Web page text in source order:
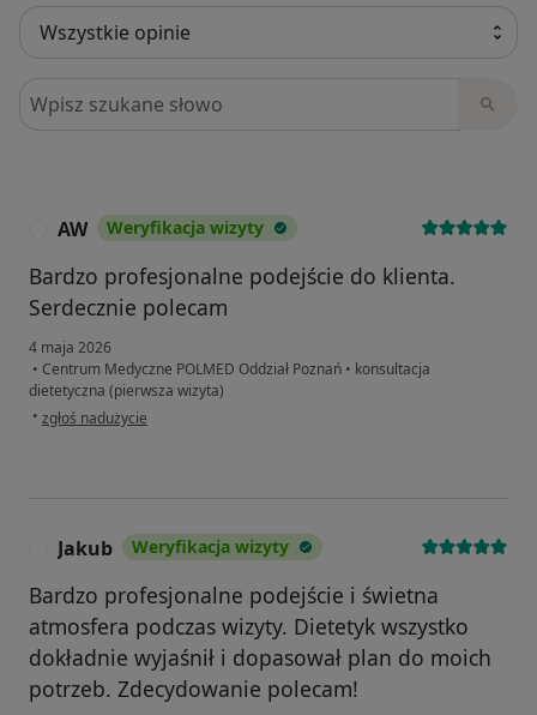
Szukaj w opiniach
AW Weryfikacja wizyty
Bardzo profesjonalne podejście do klienta.
Serdecznie polecam
4 maja 2026
• Centrum Medyczne POLMED Oddział Poznań • konsultacja
dietetyczna (pierwsza wizyta)
• w opinii użytkownika AW
zgłoś nadużycie
Jakub Weryfikacja wizyty
Bardzo profesjonalne podejście i świetna
atmosfera podczas wizyty. Dietetyk wszystko
dokładnie wyjaśnił i dopasował plan do moich
potrzeb. Zdecydowanie polecam!